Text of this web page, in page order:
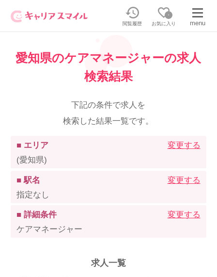
閲覧履歴
0
お気に入り menu
無料相談・お問い合わせはこちら
無料転職相談・お問い合わせの内容を
正社員／パートで働く
派遣で働く
介護の資格取得について
その他のお問い合わせ
採用担当者様はこちら
派遣求人を探す
愛知県のケアマネージャーの求人
検索結果
下記の条件で求人を
検索した結果一覧です。
■ エリア
(愛知県)
変更する
■ 駅名
指定なし
変更する
■ 詳細条件
ケアマネージャー
変更する
求人一覧